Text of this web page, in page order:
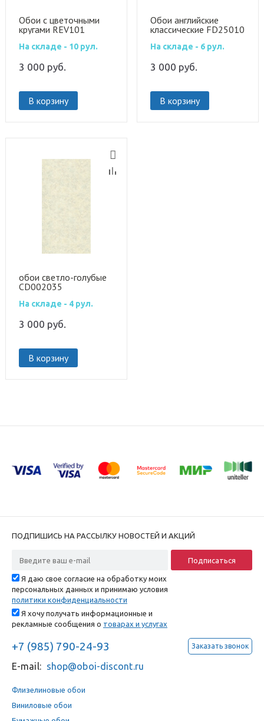
Обои с цветочными
кругами REV101
На складе - 10 рул.
3 000 руб.
В корзину
Обои английские
классические FD25010
На складе - 6 рул.
3 000 руб.
В корзину
обои светло-голубые
CD002035
На складе - 4 рул.
3 000 руб.
В корзину
ПОДПИШИСЬ НА РАССЫЛКУ НОВОСТЕЙ И АКЦИЙ
Я даю свое согласие на обработку моих
персональных данных и принимаю условия
политики конфиденциальности
Я хочу получать информационные и
рекламные сообщения о товарах и услугах
+7 (985) 790-24-93 Заказать звонок
E-mail: shop@oboi-discont.ru
Флизелиновые обои
Виниловые обои